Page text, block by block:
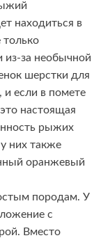
находиться в
только
из-за необычной
шерстки для
и если в помете
настоящая
рыжих
них также
оранжевый
породам. У
с
Вместо